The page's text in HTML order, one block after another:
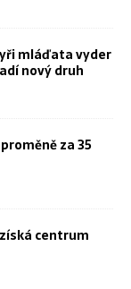
mláďata vyder
nový druh
za 35
centrum